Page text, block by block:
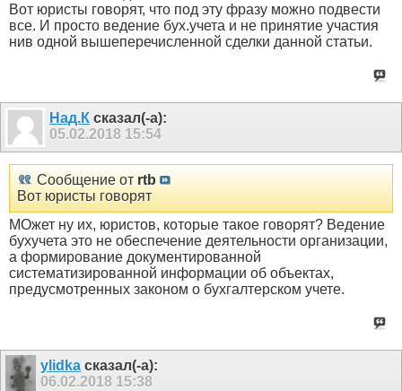
Вот юристы говорят, что под эту фразу можно подвести
все. И просто ведение бух.учета и не принятие участия
нив одной вышеперечисленной сделки данной статьи.
Над.К сказал(-а):
05.02.2018 15:54
Сообщение от rtb
Вот юристы говорят
МОжет ну их, юристов, которые такое говорят? Ведение
бухучета это не обеспечение деятельности организации,
а формирование документированной
систематизированной информации об объектах,
предусмотренных законом о бухгалтерском учете.
ylidka сказал(-а):
06.02.2018 15:38